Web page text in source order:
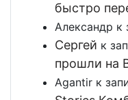
быстро
Александр к
Сергей к
прошли на
Agantir к